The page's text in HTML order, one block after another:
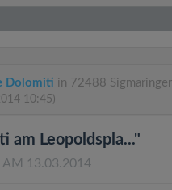
Dolomiti in 72488
10:45)
am Leopoldspla..."
AM 13.03.2014